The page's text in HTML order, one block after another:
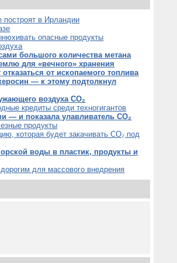
построят в Ирландии
опасные продукты
большого количества метана
для «вечного» хранения
от ископаемого топлива
— к этому подтолкнул
воздуха CO₂
кредиты среди техногигантов
— и показала улавливатель CO₂
продукты
которая будет закачивать CO₂ под
воды в пластик, продукты и
для массового внедрения